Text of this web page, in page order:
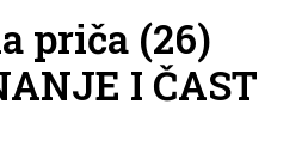
priča (26)
I ČAST